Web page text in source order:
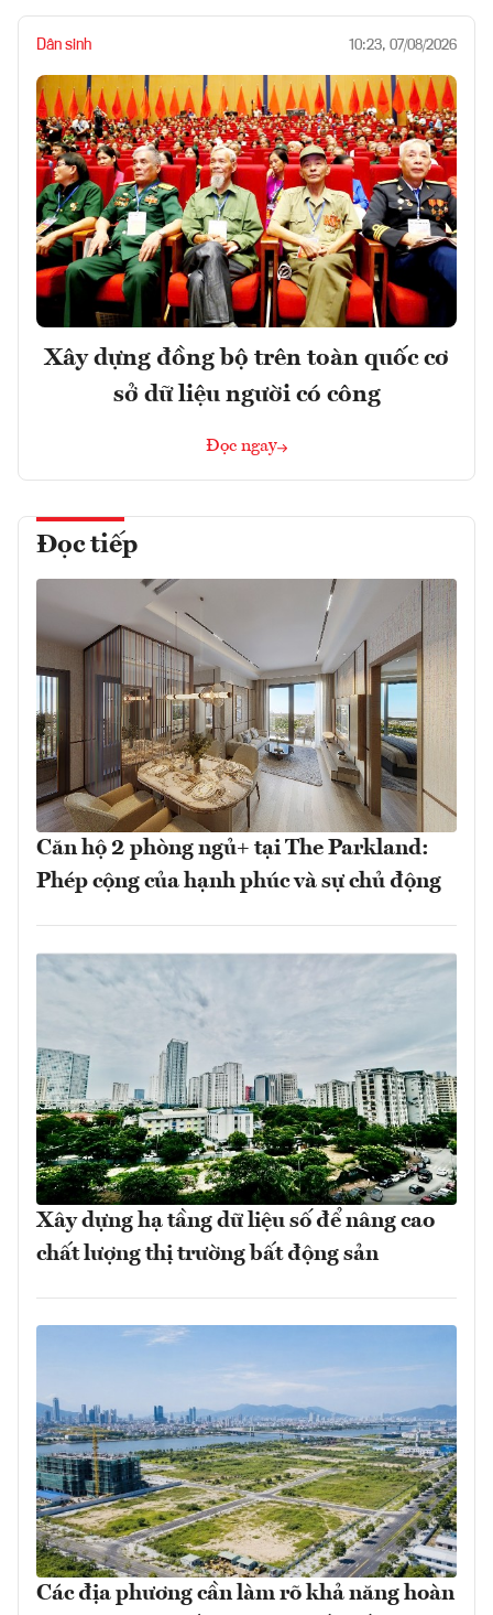
Dân sinh 10:23, 07/08/2026
Xây dựng đồng bộ trên toàn quốc cơ
sở dữ liệu người có công
Đọc ngay
Đọc tiếp
Căn hộ 2 phòng ngủ+ tại The Parkland:
Phép cộng của hạnh phúc và sự chủ động
Xây dựng hạ tầng dữ liệu số để nâng cao
chất lượng thị trường bất động sản
Các địa phương cần làm rõ khả năng hoàn